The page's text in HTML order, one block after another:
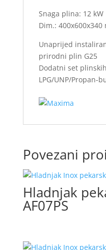
Snaga plina: 12 kW
Dim.: 400x600x340
Unaprijed
prirodni plin G25
Dodatni set
LPG/UNP/Propan-
Povezani
Hladnjak
AF07PS